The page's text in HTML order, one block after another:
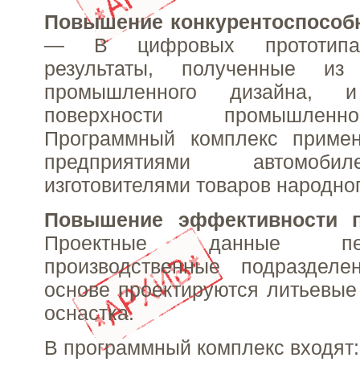
Повышение
— В цифровых
результаты, полученные
промышленного дизайна,
поверхности
Программный комплекс
предприятиями
изготовителями товаров
Повышение эффективности
Проектные данные
производственные
основе проектируются
оснастка.
В программный комплекс входят: